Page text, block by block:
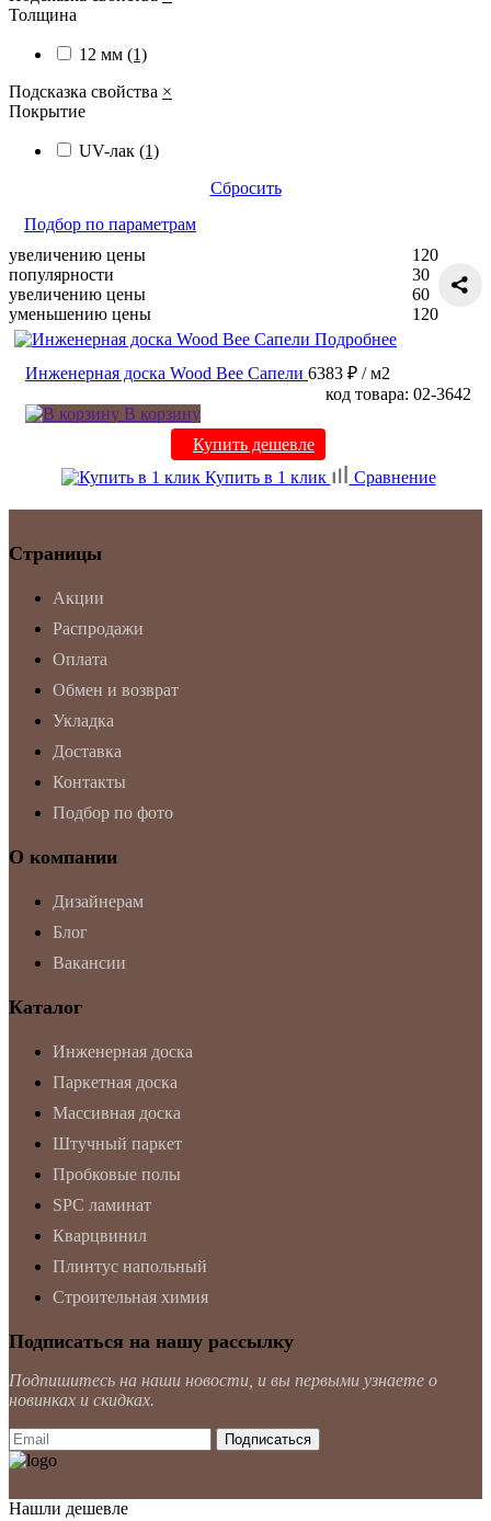
Толщина
12 мм (1)
Подсказка свойства ×
Покрытие
UV-лак (1)
Сбросить
Подбор по параметрам
увеличению цены
популярности
увеличению цены
уменьшению цены
120
30
60
120
Подробнее
Инженерная доска Wood Bee Сапели 6383 ₽ / м2
код товара: 02-3642
В корзину
Купить дешевле
Купить в 1 клик
Сравнение
Страницы
Акции
Распродажи
Оплата
Обмен и возврат
Укладка
Доставка
Контакты
Подбор по фото
О компании
Дизайнерам
Блог
Вакансии
Каталог
Инженерная доска
Паркетная доска
Массивная доска
Штучный паркет
Пробковые полы
SPC ламинат
Кварцвинил
Плинтус напольный
Строительная химия
Подписаться на нашу рассылку
Подпишитесь на наши новости, и вы первыми узнаете о
новинках и скидках.
Нашли дешевле